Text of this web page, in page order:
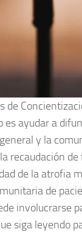
de
es ayudar a
y la
recaudación
de la atrofia
de
involucrarse
siga leyendo